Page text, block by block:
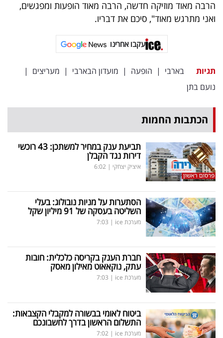
פרסמו
באייס
הרבה מאוד מוזיקה חדשה, הרבה מאוד הופעות ומפגשים,
ואני מתרגש מאוד", סיכם את דבריו.
עקבו אחרינו
תגיות בארבי | הופעה | מועדון הבארבי | מעריצים |
נועם בתן
הכתבות החמות
תביעת ענק במחיר למשתכן: 43 רוכשי
דירות נגד הקבלן
איציק יצחקי |
6:02
הסתערות על מניות נובולוג: בעלי
השליטה בעסקה של 91 מיליון שקל
מערכת ice |
7:03
חברת הענק בקריסה כלכלית: חובות
עתק, נוקאאוט מאילון מאסק
מערכת ice |
7:03
ביטוח לאומי בבשורה למקבלי הקצבאות:
התשלום הראשון בדרך לחשבונכם
מערכת ice |
7:02